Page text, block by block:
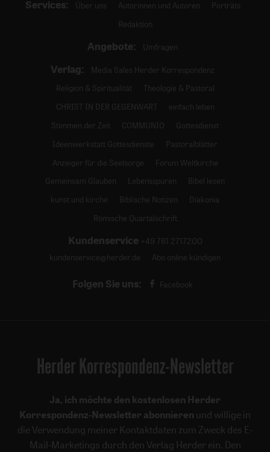
Services: Über uns Autorinnen und Autoren
Porträts
Redaktion
Angebote: Umfragen
Verlag:
Media Sales Herder Korrespondenz
Religion & Spiritualität
Theologie & Pastoral
CHRIST IN DER GEGENWART
einfach leben
Stimmen der Zeit
COMMUNIO
Gottesdienst
Ideenwerkstatt Gottesdienste
Pastoralblätter
Anzeiger für die Seelsorge
Forum Weltkirche
Gemeinsam Glauben
Lebensspuren
Bibel lesen
kunst und kirche
Biblische Notizen
Diakonia
Römische Quartalschrift
Kundenservice +49 761 2717200
kundenservice@herder.de
Abo online kündigen
Folgen Sie uns: Facebook
Herder Korrespondenz-Newsletter
Ja, ich möchte den kostenlosen Herder
Korrespondenz-Newsletter abonnieren und willige in
die Verwendung meiner Kontaktdaten zum Zweck des E-
Mail-Marketings durch den Verlag Herder ein. Den